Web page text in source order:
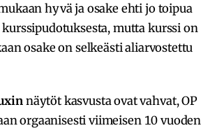
hyvä ja osake ehti jo toipua
mutta kurssi on
osake on selkeästi aliarvostettu
näytöt kasvusta ovat vahvat, OP
orgaanisesti viimeisen 10 vuoden